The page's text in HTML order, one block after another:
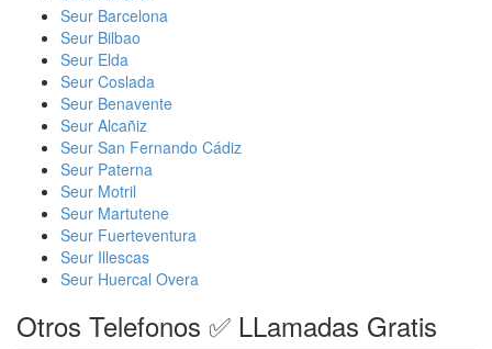
Seur Barcelona
Seur Bilbao
Seur Elda
Seur Coslada
Seur Benavente
Seur Alcañiz
Seur San Fernando Cádiz
Seur Paterna
Seur Motril
Seur Martutene
Seur Fuerteventura
Seur Illescas
Seur Huercal Overa
Otros Telefonos ✅ LLamadas Gratis